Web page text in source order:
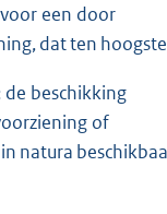
een door
dat ten
beschikking
of
natura